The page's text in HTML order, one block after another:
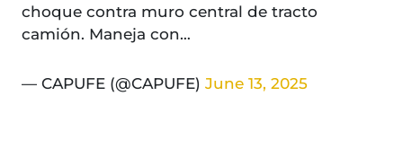
choque contra muro central de tracto
camión. Maneja con…
— CAPUFE (@CAPUFE) June 13, 2025